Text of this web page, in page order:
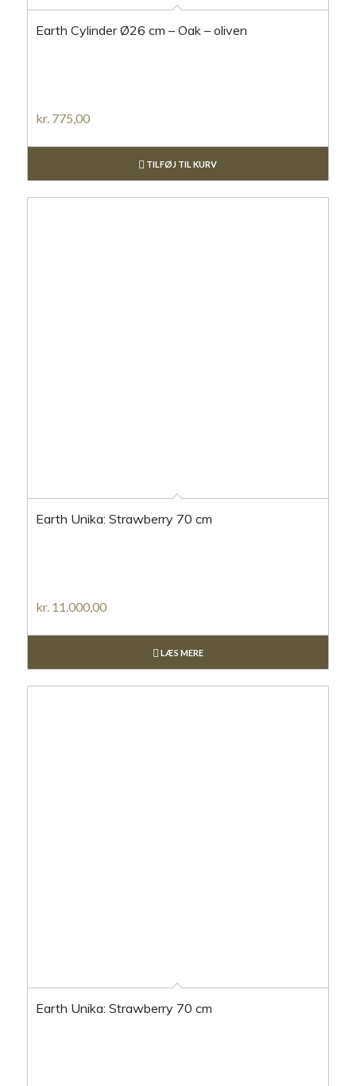
Earth Cylinder Ø26 cm – Oak – oliven
kr. 775,00
TILFØJ TIL KURV
Earth Unika: Strawberry 70 cm
kr.11.000,00
LÆS MERE
Earth Unika: Strawberry 70 cm